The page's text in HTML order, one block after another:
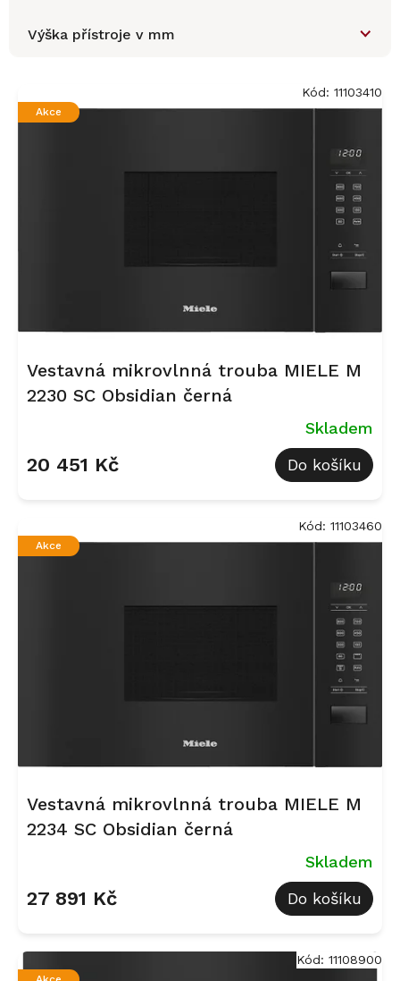
Výška přístroje v mm
p
Akce
Vestavná mikrovlnná trouba MIELE M
2230 SC Obsidian černá
Skladem
20 451 Kč Do košíku
Kód: 11103410
Akce
Vestavná mikrovlnná trouba MIELE M
2234 SC Obsidian černá
Skladem
27 891 Kč Do košíku
Kód: 11103460
Kód: 11108900